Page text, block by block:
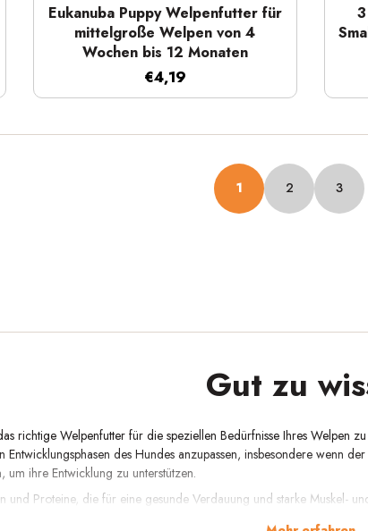
Eukanuba Puppy Welpenfutter für
mittelgroße Welpen von 4
Wochen bis 12 Monaten
€4,19
1 2 3
Gut zu
richtige Welpenfutter für die speziellen Bedürfnisse Ihres Welpen
des Hundes anzupassen, insbesondere wenn
ihre Entwicklung zu unterstützen.
und Proteine, die für eine gesunde Verdauung und starke